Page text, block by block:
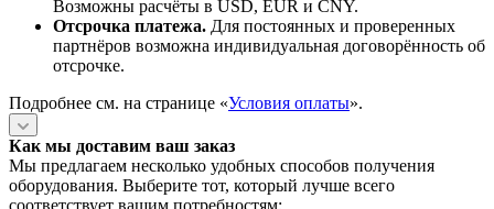
Возможны расчёты в USD, EUR и CNY.
Отсрочка платежа. Для постоянных и проверенных
партнёров возможна индивидуальная договорённость об
отсрочке.
Подробнее см. на странице «Условия оплаты».
Как мы доставим ваш заказ
Мы предлагаем несколько удобных способов получения
оборудования. Выберите тот, который лучше всего
соответствует вашим потребностям: